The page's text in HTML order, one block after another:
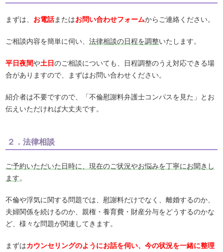
まずは、 お電話またはお問い合わせフォームからご連絡ください。
ご相談内容を簡単に伺い、法律相談の日程を調整いたします。
平日夜間や土日のご相談についても、日程調整のうえ対応できる場
合がありますので、まずはお問い合わせください。
紹介者は不要ですので、「不倫慰謝料弁護士コンパスを見た」とお
伝えいただければ大丈夫です。
２．法律相談
ご予約いただいた日時に、現在のご状況やお悩みを丁寧にお聞きし
ます。
不倫や浮気に関する問題では、慰謝料だけでなく、離婚するのか、
夫婦関係を続けるのか、親権・養育費・財産分与をどうするのかな
ど、様々な問題が関連してきます。
まずはカウンセリングのようにお話を伺い、今の状況を一緒に整理